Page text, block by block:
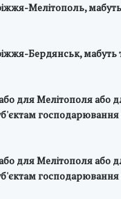
Мелітополь, мабуть
Бердянськ, мабуть
для Мелітополя або
господарювання
для Мелітополя або
господарювання